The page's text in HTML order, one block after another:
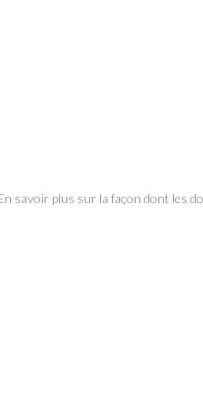
savoir plus sur la façon dont les